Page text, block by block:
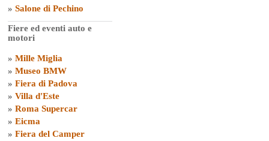
» Salone di Pechino
Fiere ed eventi auto e
motori
» Mille Miglia
» Museo BMW
» Fiera di Padova
» Villa d'Este
» Roma Supercar
» Eicma
» Fiera del Camper